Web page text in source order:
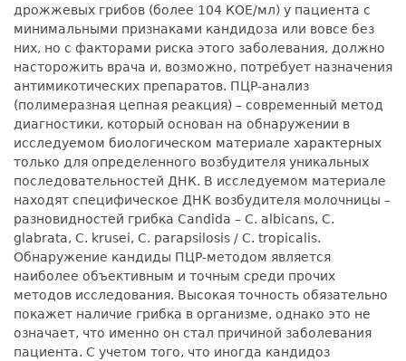
дрожжевых грибов (более 104 КОЕ/мл) у пациента с
минимальными признаками кандидоза или вовсе без
них, но с факторами риска этого заболевания, должно
насторожить врача и, возможно, потребует назначения
антимикотических препаратов. ПЦР-анализ
(полимеразная цепная реакция) – современный метод
диагностики, который основан на обнаружении в
исследуемом биологическом материале характерных
только для определенного возбудителя уникальных
последовательностей ДНК. В исследуемом материале
находят специфическое ДНК возбудителя молочницы –
разновидностей грибка Candidа – C. albicans, C.
glabrata, C. krusei, C. parapsilosis / C. tropicalis.
Обнаружение кандиды ПЦР-методом является
наиболее объективным и точным среди прочих
методов исследования. Высокая точность обязательно
покажет наличие грибка в организме, однако это не
означает, что именно он стал причиной заболевания
пациента. С учетом того, что иногда кандидоз